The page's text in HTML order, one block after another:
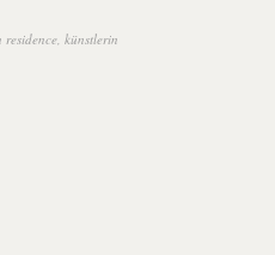
residence, künstlerin